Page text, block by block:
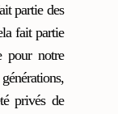
partie des
fait partie
pour notre
privés de